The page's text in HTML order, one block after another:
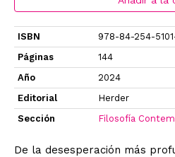
ISBN
978-84-254-
Páginas
144
Año
2024
Editorial
Herder
Sección
Filosofía
De la desesperación más